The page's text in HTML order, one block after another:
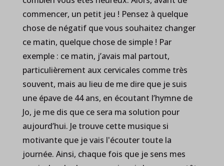
commencer, un petit jeu ! Pensez à quelque
chose de négatif que vous souhaitez changer
ce matin, quelque chose de simple ! Par
exemple : ce matin, j’avais mal partout,
particulièrement aux cervicales comme très
souvent, mais au lieu de me dire que je suis
une épave de 44 ans, en écoutant l’hymne de
Jo, je me dis que ce sera ma solution pour
aujourd’hui. Je trouve cette musique si
motivante que je vais l'écouter toute la
journée. Ainsi, chaque fois que je sens mes